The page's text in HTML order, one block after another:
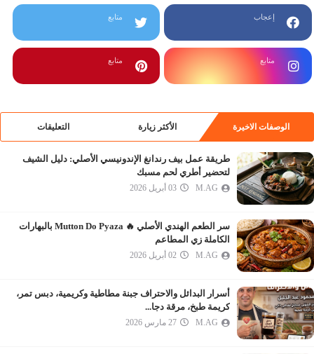
إعجاب متابع
متابع متابع
الوصفات الاخيرة الأكثر زيارة التعليقات
طريقة عمل بيف رندانغ الإندونيسي الأصلي: دليل الشيف
لتحضير أطري لحم مسبك
M.AG 03 أبريل 2026
سر الطعم الهندي الأصلي 🔥 Mutton Do Pyaza بالبهارات
الكاملة زي المطاعم
M.AG 02 أبريل 2026
أسرار البدائل والاحتراف جبنة مطاطية وكريمية، دبس تمر،
كريمة طبخ، مرقة دجا...
M.AG 27 مارس 2026